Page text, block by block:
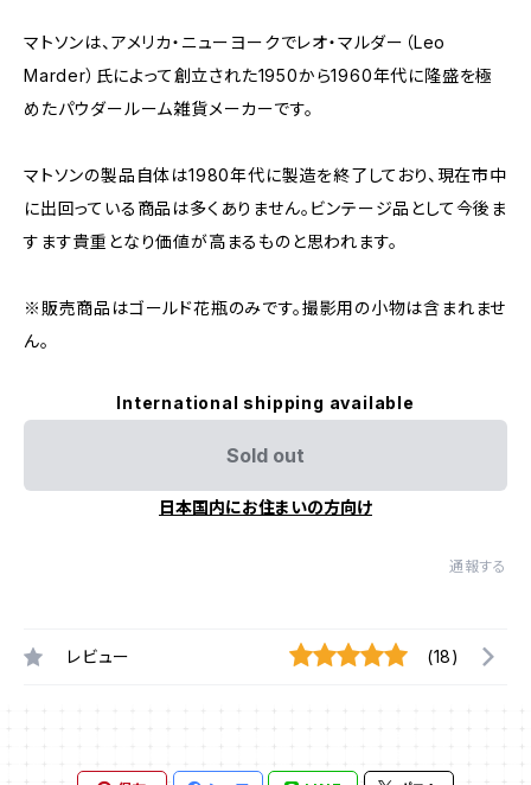
マトソンは、アメリカ・ニューヨークでレオ・マルダー（Leo
Marder）氏によって創立された1950から1960年代に隆盛を極
めたパウダールーム雑貨メーカーです。
マトソンの製品自体は1980年代に製造を終了しており、現在市中
に出回っている商品は多くありません。ビンテージ品として今後ま
すます貴重となり価値が高まるものと思われます。
※販売商品はゴールド花瓶のみです。撮影用の小物は含まれませ
ん。
International shipping available
Sold out
日本国内にお住まいの方向け
通報する
レビュー (18)